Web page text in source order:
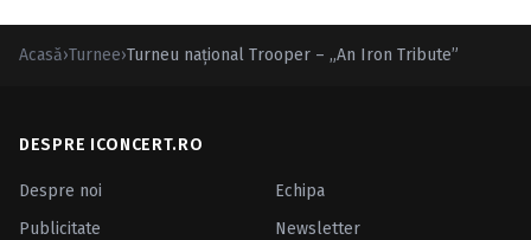
Acasă›Turnee›Turneu naţional Trooper – „An Iron Tribute”
DESPRE ICONCERT.RO
Despre noi
Echipa
Publicitate
Newsletter